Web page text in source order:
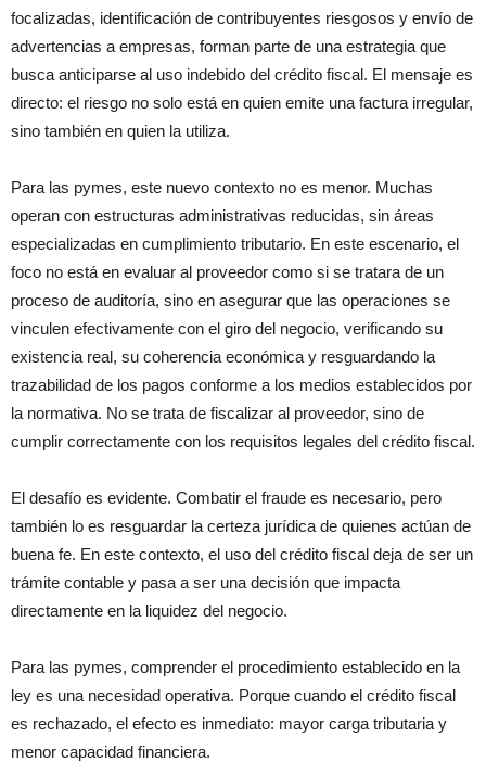
focalizadas, identificación de contribuyentes riesgosos y envío de
advertencias a empresas, forman parte de una estrategia que
busca anticiparse al uso indebido del crédito fiscal. El mensaje es
directo: el riesgo no solo está en quien emite una factura irregular,
sino también en quien la utiliza.
Para las pymes, este nuevo contexto no es menor. Muchas
operan con estructuras administrativas reducidas, sin áreas
especializadas en cumplimiento tributario. En este escenario, el
foco no está en evaluar al proveedor como si se tratara de un
proceso de auditoría, sino en asegurar que las operaciones se
vinculen efectivamente con el giro del negocio, verificando su
existencia real, su coherencia económica y resguardando la
trazabilidad de los pagos conforme a los medios establecidos por
la normativa. No se trata de fiscalizar al proveedor, sino de
cumplir correctamente con los requisitos legales del crédito fiscal.
El desafío es evidente. Combatir el fraude es necesario, pero
también lo es resguardar la certeza jurídica de quienes actúan de
buena fe. En este contexto, el uso del crédito fiscal deja de ser un
trámite contable y pasa a ser una decisión que impacta
directamente en la liquidez del negocio.
Para las pymes, comprender el procedimiento establecido en la
ley es una necesidad operativa. Porque cuando el crédito fiscal
es rechazado, el efecto es inmediato: mayor carga tributaria y
menor capacidad financiera.